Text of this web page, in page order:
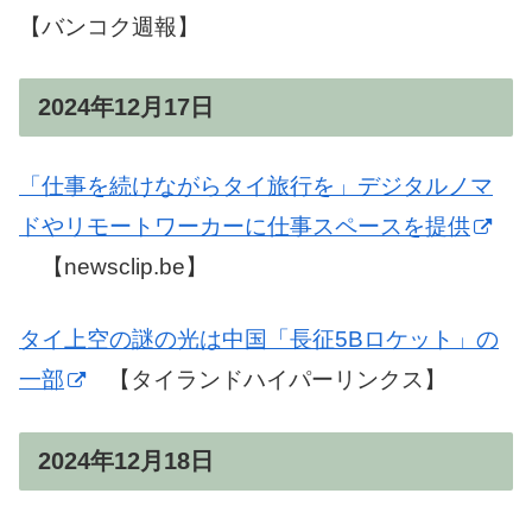
【バンコク週報】
2024年12月17日
「仕事を続けながらタイ旅行を」デジタルノマ
ドやリモートワーカーに仕事スペースを提供
【newsclip.be】
タイ上空の謎の光は中国「長征5Bロケット」の
一部
【タイランドハイパーリンクス】
2024年12月18日